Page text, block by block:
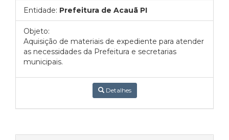
Entidade: Prefeitura de Acauã PI
Objeto:
Aquisição de materiais de expediente para atender
as necessidades da Prefeitura e secretarias
municipais.
Detalhes